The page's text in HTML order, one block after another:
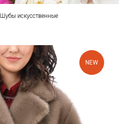
Шубы искусственные
NEW